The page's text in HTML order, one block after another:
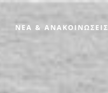
ΝΕΑ & ΑΝΑΚΟΙΝΩΣΕΙΣ